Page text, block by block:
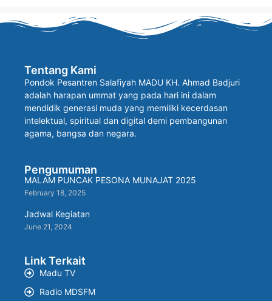
Tentang Kami
Pondok Pesantren Salafiyah MADU KH. Ahmad Badjuri
adalah harapan ummat yang pada hari ini dalam
mendidik generasi muda yang memiliki kecerdasan
intelektual, spiritual dan digital demi pembangunan
agama, bangsa dan negara.
Pengumuman
MALAM PUNCAK PESONA MUNAJAT 2025
February 18, 2025
Jadwal Kegiatan
June 21, 2024
Link Terkait
Madu TV
Radio MDSFM